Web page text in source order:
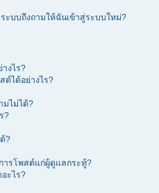
ะบบถึงถามให้ฉันเข้าสู่ระบบใหม่?
งไร?
ต์ได้อย่างไร?
มไม่ได้?
?
?
ารโพสต์แก่ผู้ดูแลกระทู้?
ะไร?